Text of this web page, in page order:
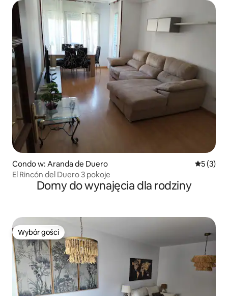
Condo w: Aranda de Duero Średnia
5 (3)
El Rincón del Duero 3 pokoje
Domy do wynajęcia dla rodziny
Wybór gości
Wybór gości